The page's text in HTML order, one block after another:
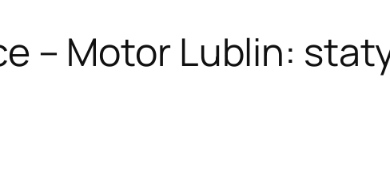
– Motor Lublin: